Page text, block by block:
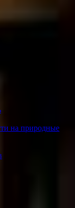
на природные